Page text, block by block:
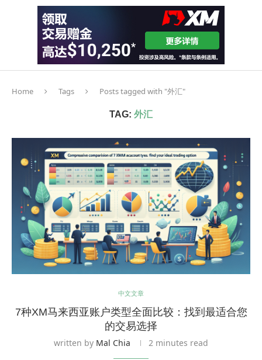
Home Tags Posts tagged with "外汇"
TAG: 外汇
中文文章
7种XM马来西亚账户类型全面比较：找到最适合您
的交易选择
written by Mal Chia 2 minutes read